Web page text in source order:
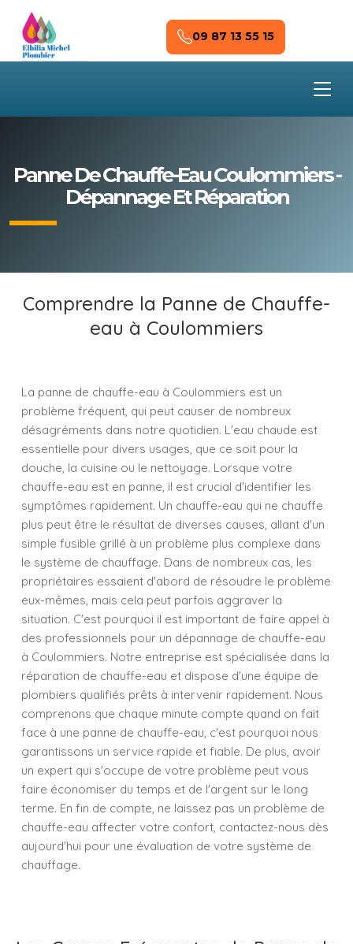
Skip to main content
09 87 13 55 15
Panne De Chauffe-Eau Coulommiers -
Dépannage Et Réparation
Comprendre la Panne de Chauffe-
eau à Coulommiers
La panne de chauffe-eau à Coulommiers est un
problème fréquent, qui peut causer de nombreux
désagréments dans notre quotidien. L'eau chaude est
essentielle pour divers usages, que ce soit pour la
douche, la cuisine ou le nettoyage. Lorsque votre
chauffe-eau est en panne, il est crucial d'identifier les
symptômes rapidement. Un chauffe-eau qui ne chauffe
plus peut être le résultat de diverses causes, allant d'un
simple fusible grillé à un problème plus complexe dans
le système de chauffage. Dans de nombreux cas, les
propriétaires essaient d'abord de résoudre le problème
eux-mêmes, mais cela peut parfois aggraver la
situation. C'est pourquoi il est important de faire appel à
des professionnels pour un dépannage de chauffe-eau
à Coulommiers. Notre entreprise est spécialisée dans la
réparation de chauffe-eau et dispose d'une équipe de
plombiers qualifiés prêts à intervenir rapidement. Nous
comprenons que chaque minute compte quand on fait
face à une panne de chauffe-eau, c'est pourquoi nous
garantissons un service rapide et fiable. De plus, avoir
un expert qui s'occupe de votre problème peut vous
faire économiser du temps et de l'argent sur le long
terme. En fin de compte, ne laissez pas un problème de
chauffe-eau affecter votre confort, contactez-nous dès
aujourd'hui pour une évaluation de votre système de
chauffage.